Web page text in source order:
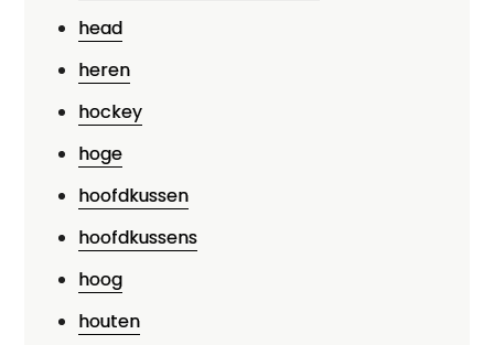
head
heren
hockey
hoge
hoofdkussen
hoofdkussens
hoog
houten